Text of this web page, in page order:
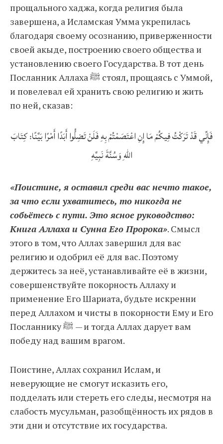
прощального хаджа, когда религия была
завершена, а Исламская Умма укрепилась
благодаря своему осознанию, приверженности
своей акыде, построению своего общества и
установлению своего Государства. В тот день
Посланник Аллаха ﷺ стоял, прощаясь с Уммой,
и повелевал ей хранить свою религию и жить
по ней, сказав:
فَإِنِّي قَدْ تَرَكْتُ فِيكُمْ مَا إِنِ اعْتَصَمْتُمْ بِهِ فَلَنْ تَضِلُّوا أَبَدًا أَمْرًا بَيِّنًا: كِتَابَ
اللهِ وَسُنَّةَ نَبِيِّهِ
«Поистине, я оставил среди вас нечто такое,
за что если ухватитесь, то никогда не
собьётесь с пути. Это ясное руководство:
Книга Аллаха и Сунна Его Пророка». Смысл
этого в том, что Аллах завершил для вас
религию и одобрил её для вас. Поэтому
держитесь за неё, устанавливайте её в жизни,
совершенствуйте покорность Аллаху и
применение Его Шариата, будьте искренни
перед Аллахом и чисты в покорности Ему и Его
Посланнику ﷺ — и тогда Аллах дарует вам
победу над вашим врагом.
Поистине, Аллах сохранил Ислам, и
неверующие не смогут исказить его,
подделать или стереть его следы, несмотря на
слабость мусульман, разобщённость их рядов в
эти дни и отсутствие их государства.